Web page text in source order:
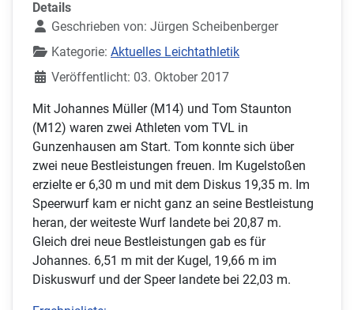
Details
Geschrieben von: Jürgen Scheibenberger
Kategorie: Aktuelles Leichtathletik
Veröffentlicht: 03. Oktober 2017
Mit Johannes Müller (M14) und Tom Staunton
(M12) waren zwei Athleten vom TVL in
Gunzenhausen am Start. Tom konnte sich über
zwei neue Bestleistungen freuen. Im Kugelstoßen
erzielte er 6,30 m und mit dem Diskus 19,35 m. Im
Speerwurf kam er nicht ganz an seine Bestleistung
heran, der weiteste Wurf landete bei 20,87 m.
Gleich drei neue Bestleistungen gab es für
Johannes. 6,51 m mit der Kugel, 19,66 m im
Diskuswurf und der Speer landete bei 22,03 m.